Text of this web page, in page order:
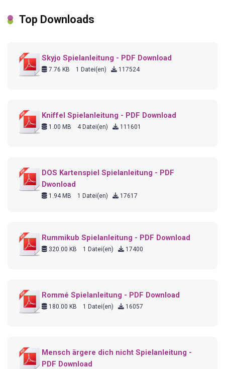
Top Downloads
Skyjo Spielanleitung - PDF Download
7.76 KB 1 Datei(en) 117524
Kniffel Spielanleitung - PDF Download
1.00 MB 4 Datei(en) 111601
DOS Kartenspiel Spielanleitung - PDF
Dwonload
1.94 MB 1 Datei(en) 17617
Rummikub Spielanleitung - PDF Download
320.00 KB 1 Datei(en) 17400
Rommé Spielanleitung - PDF Download
180.00 KB 1 Datei(en) 16057
Mensch ärgere dich nicht Spielanleitung -
PDF Download